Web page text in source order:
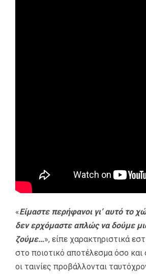
«Είμαστε περήφανοι γι’ αυτό το
δεν ερχόμαστε απλώς να δούμε
ζούμε…», είπε χαρακτηριστικά
στο ποιοτικό αποτέλεσμα όσο και
οι ταινίες προβάλλονται